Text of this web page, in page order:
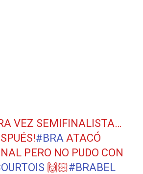
VEZ SEMIFINALISTA…
#BRA ATACÓ
PERO NO PUDO CON
🙌🏻#BRABEL